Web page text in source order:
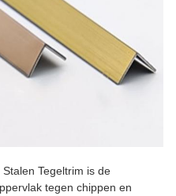
Tegeltrim is de
tegen chippen en